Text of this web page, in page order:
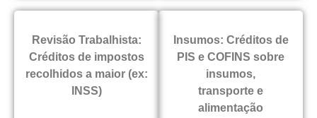
Revisão Trabalhista:
Créditos de impostos
recolhidos a maior (ex:
INSS)
Insumos: Créditos de
PIS e COFINS sobre
insumos,
transporte e
alimentação